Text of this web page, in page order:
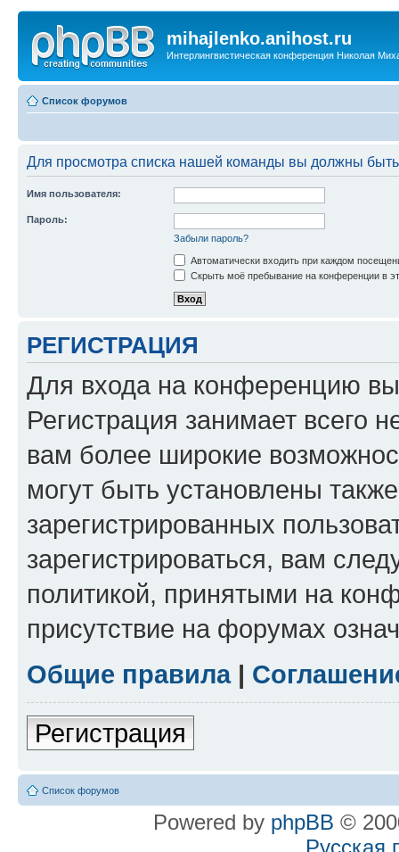
mihajlenko.anihost.ru
Интерлингвистическая конференция Николая
Список форумов
Для просмотра списка нашей команды вы должны
Имя пользователя:
Пароль:
Забыли пароль?
Автоматически входить при каждом
Скрыть моё пребывание на конференции в
РЕГИСТРАЦИЯ
Для входа на конференцию
Регистрация занимает всего
вам более широкие
могут быть установлены
зарегистрированных
зарегистрироваться, вам
политикой, принятыми на
присутствие на форумах
Общие правила|
Регистрация
Список форумов
Powered by phpBB ©